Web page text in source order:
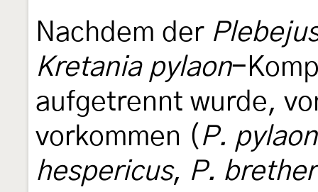
Nachdem der
Kretania pylaon-
aufgetrennt wurde,
vorkommen ( P. pylaon
hespericus, P.